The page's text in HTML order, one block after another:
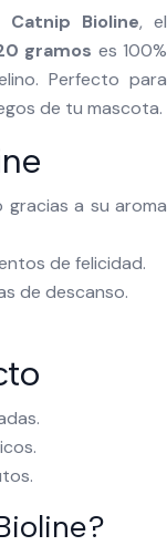
Catnip Bioline, el
gramos es 100%
Perfecto para
de tu mascota.
a su aroma
de felicidad.
de descanso.